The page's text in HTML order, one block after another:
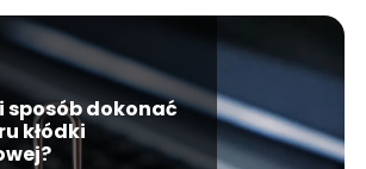
sposób dokonać
kłódki